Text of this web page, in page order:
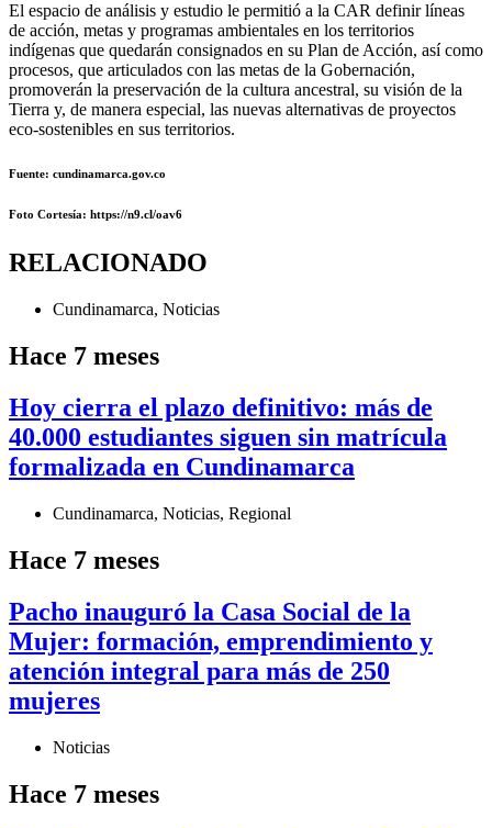
El espacio de análisis y estudio le permitió a la CAR definir líneas
de acción, metas y programas ambientales en los territorios
indígenas que quedarán consignados en su Plan de Acción, así como
procesos, que articulados con las metas de la Gobernación,
promoverán la preservación de la cultura ancestral, su visión de la
Tierra y, de manera especial, las nuevas alternativas de proyectos
eco-sostenibles en sus territorios.
Fuente: cundinamarca.gov.co
Foto Cortesía: https://n9.cl/oav6
RELACIONADO
Cundinamarca, Noticias
Hace 7 meses
Hoy cierra el plazo definitivo: más de
40.000 estudiantes siguen sin matrícula
formalizada en Cundinamarca
Cundinamarca, Noticias, Regional
Hace 7 meses
Pacho inauguró la Casa Social de la
Mujer: formación, emprendimiento y
atención integral para más de 250
mujeres
Noticias
Hace 7 meses